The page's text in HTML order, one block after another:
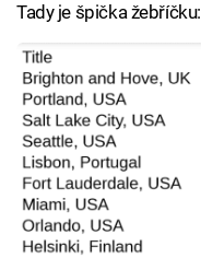
Tady je špička žebříčku: